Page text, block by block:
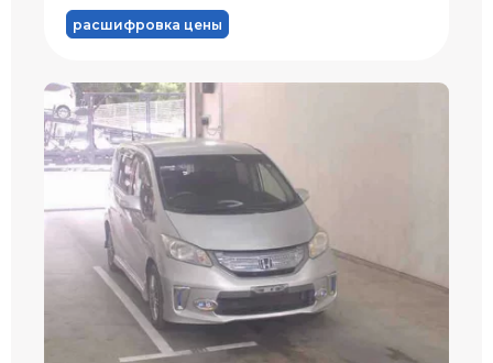
расшифровка цены